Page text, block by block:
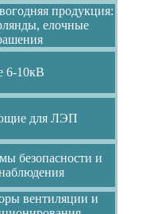
продукция:
елочные
6-10кВ
для ЛЭП
безопасности и
вентиляции и